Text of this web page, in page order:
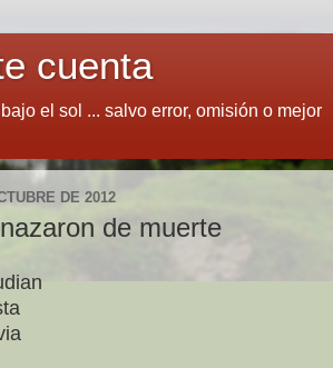
cuenta
el sol ... salvo error, omisión o mejor
DE 2012
de muerte